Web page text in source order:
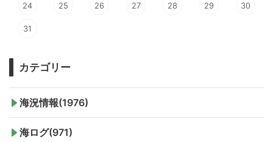
24 25 26 27 28 29 30
31
カテゴリー
海況情報(1976)
海ログ(971)